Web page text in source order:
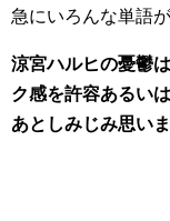
急にいろんな単語
涼宮ハルヒの憂鬱
ク感を許容あるい
あとしみじみ思いま